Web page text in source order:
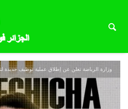
وزارة الرياضة تعلن عن إطلاق عملية توظيف جديدة